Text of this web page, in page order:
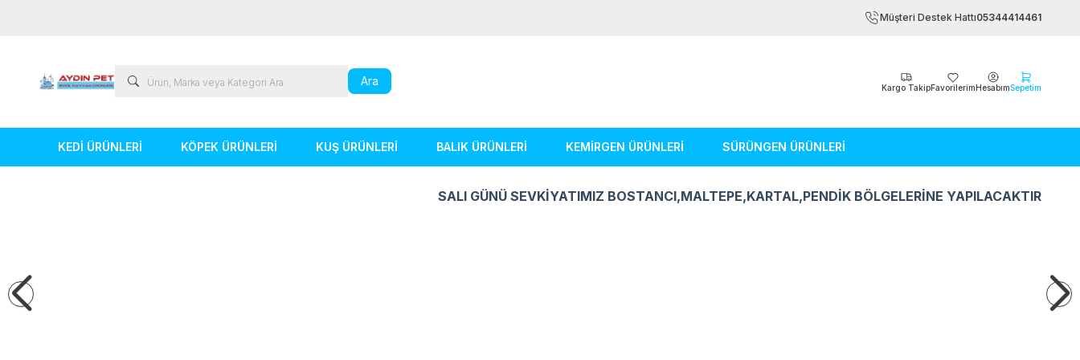
Müşteri Destek Hattı05344414461
Ara Kargo TakipFavorilerim HesabımSepetim
KEDİ ÜRÜNLERİ KÖPEK ÜRÜNLERİ KUŞ ÜRÜNLERİ BALIK ÜRÜNLERİ KEMİRGEN ÜRÜNLERİ SÜRÜNGEN ÜRÜNLERİ
SALI GÜNÜ SEVKİYATIMIZ BOSTANCI,MALTEPE,KARTAL,PENDİK BÖLGELERİNE YAPILACAKTIR